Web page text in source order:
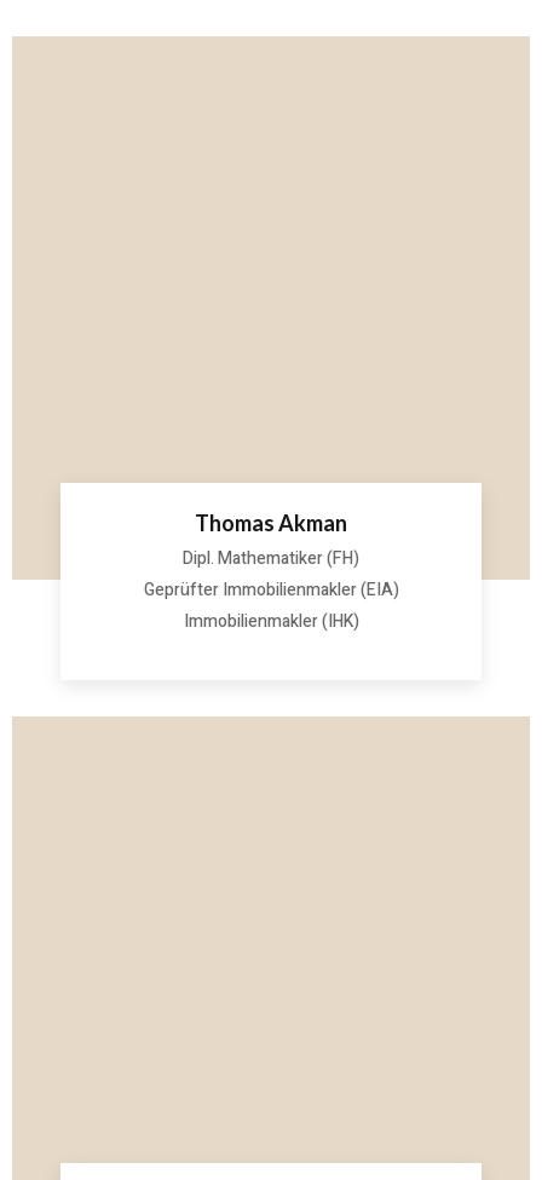
Thomas Akman
Dipl. Mathematiker (FH)
Geprüfter Immobilienmakler (EIA)
Immobilienmakler (IHK)